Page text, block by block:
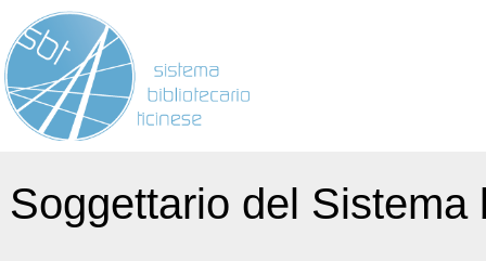
Soggettario del